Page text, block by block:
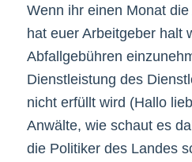
Wenn ihr einen Monat
hat euer Arbeitgeber halt
Abfallgebühren
Dienstleistung des
nicht erfüllt wird (Hallo
Anwälte, wie schaut es
die Politiker des Landes